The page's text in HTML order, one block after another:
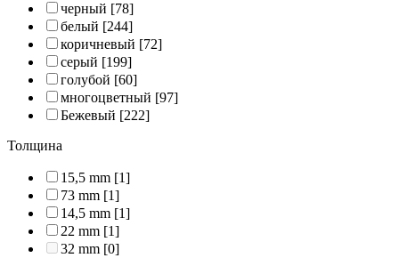
черный [78]
белый [244]
коричневый [72]
серый [199]
голубой [60]
многоцветный [97]
Бежевый [222]
Толщина
15,5 mm [1]
73 mm [1]
14,5 mm [1]
22 mm [1]
32 mm [0]